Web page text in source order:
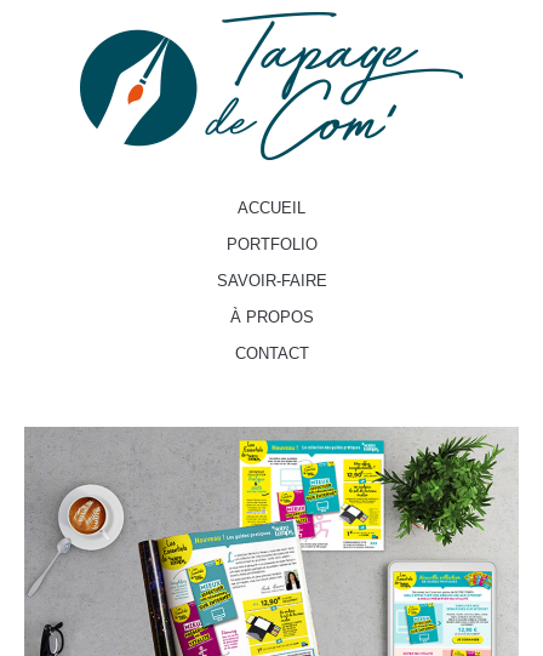
ACCUEIL
PORTFOLIO
SAVOIR-FAIRE
À PROPOS
CONTACT